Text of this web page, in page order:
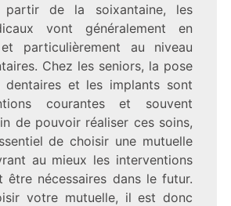
partir de la soixantaine, les
vont généralement en
et particulièrement au niveau
Chez les seniors, la pose
dentaires et les implants sont
courantes et souvent
de pouvoir réaliser ces soins,
de choisir une mutuelle
au mieux les interventions
être nécessaires dans le futur.
votre mutuelle, il est donc